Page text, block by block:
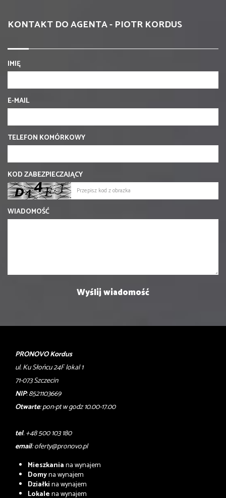
KONTAKT DO AGENTA - PIOTR KORDUS
IMIĘ
E-MAIL
TELEFON KOMÓRKOWY
KOD ZABEZPIECZAJĄCY
WIADOMOŚĆ
PRONOVO Kordus
ul. Ku Słońcu 24F lokal 1
71-073 Szczecin
NIP: 8521103669
Otwarte: pon-pt w godz 10.00-17.00
tel. +48 500 103 180
email:oferty@pronovo.pl
Mieszkaniana wynajem
Domyna wynajem
Działkina wynajem
Lokalena wynajem